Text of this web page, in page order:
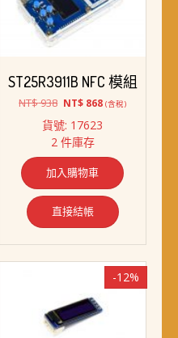
ST25R3911B NFC 模組
NT$938 原
價
格：
NT$ 938。
NT$ 868目
NT$ 868。
(含稅)
貨號: 17623
2 件庫存
加入購物車
直接結帳
-12%